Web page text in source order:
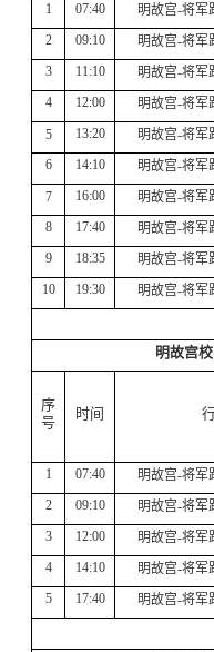
发展历程
部门年鉴
下载专区
公共文档
人事文档
财务文档
管理系统
后勤服务“码”上办
智慧食堂管理系统
学生公寓管理系统
招标采购
招标公告
天目湖校区交通班车时刻表
1 07:40 明故宫-将军
2
09:10 明故宫-将军
3
11:10 明故宫-将军
4
12:00 明故宫-将军
5 13:20 明故宫-将军
6
14:10 明故宫-将军
7 16:00 明故宫-将军
8
17:40 明故宫-将军
9
18:35 明故宫-将军
10
19:30 明故宫-将军
明故宫
序
号
时间
1 07:40 明故宫-将军
2
09:10 明故宫-将军
3
12:00 明故宫-将军
4
14:10 明故宫-将军
5
17:40 明故宫-将军